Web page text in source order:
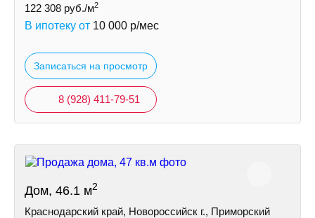
122 308 руб./м2
В ипотеку от 10 000 р/мес
Записаться на просмотр
8 (928) 411-79-51
Дом, 46.1 м2
Краснодарский край, Новороссийск г., Приморский